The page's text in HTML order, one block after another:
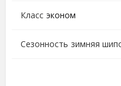
Класс эконом
Сезонность зимняя